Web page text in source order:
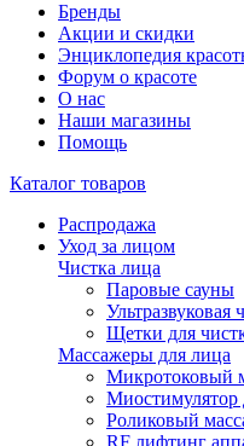
Бренды
Акции и скидки
Энциклопедия
Форум о красоте
О нас
Наши магазины
Помощь
Каталог товаров
Распродажа
Уход за лицом
Чистка лица
Паровые сауны
Ультразвуковая
Щетки для
Массажеры для лица
Микротоковый
Миостимулятор
Роликовый
RF лифтинг